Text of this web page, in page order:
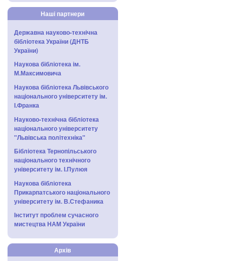
Наші партнери
Державна науково-технічна
бібліотека України (ДНТБ
України)
Наукова бібліотека ім.
М.Максимовича
Наукова бібліотека Львівського
національного університету ім.
І.Франка
Науково-технічна бібліотека
національного університету
"Львівська політехніка"
Бібліотека Тернопільського
національного технічного
університету ім. І.Пулюя
Наукова бібліотека
Прикарпатського національного
університету ім. В.Стефаника
Інститут проблем сучасного
мистецтва НАМ України
Архів